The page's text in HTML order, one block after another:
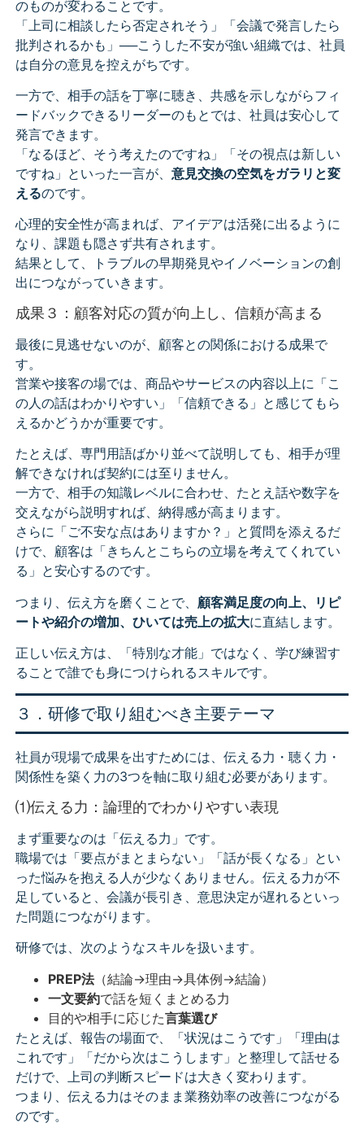
のものが変わることです。
「上司に相談したら否定されそう」「会議で発言したら
批判されるかも」──こうした不安が強い組織では、社員
は自分の意見を控えがちです。
一方で、相手の話を丁寧に聴き、共感を示しながらフィ
ードバックできるリーダーのもとでは、社員は安心して
発言できます。
「なるほど、そう考えたのですね」「その視点は新しい
ですね」といった一言が、 意見交換の空気をガラリと変
えるのです。
心理的安全性が高まれば、アイデアは活発に出るように
なり、課題も隠さず共有されます。
結果として、トラブルの早期発見やイノベーションの創
出につながっていきます。
成果３：顧客対応の質が向上し、信頼が高まる
最後に見逃せないのが、顧客との関係における成果で
す。
営業や接客の場では、商品やサービスの内容以上に「こ
の人の話はわかりやすい」「信頼できる」と感じてもら
えるかどうかが重要です。
たとえば、専門用語ばかり並べて説明しても、相手が理
解できなければ契約には至りません。
一方で、相手の知識レベルに合わせ、たとえ話や数字を
交えながら説明すれば、納得感が高まります。
さらに「ご不安な点はありますか？」と質問を添えるだ
けで、顧客は「きちんとこちらの立場を考えてくれてい
る」と安心するのです。
つまり、伝え方を磨くことで、 顧客満足度の向上、リピ
ートや紹介の増加、ひいては売上の拡大に直結します。
正しい伝え方は、「特別な才能」ではなく、学び練習す
ることで誰でも身につけられるスキルです。
３．研修で取り組むべき主要テーマ
社員が現場で成果を出すためには、伝える力・聴く力・
関係性を築く力の3つを軸に取り組む必要があります。
⑴伝える力：論理的でわかりやすい表現
まず重要なのは「伝える力」です。
職場では「要点がまとまらない」「話が長くなる」とい
った悩みを抱える人が少なくありません。伝える力が不
足していると、会議が長引き、意思決定が遅れるといっ
た問題につながります。
研修では、次のようなスキルを扱います。
PREP法（結論→理由→具体例→結論）
一文要約で話を短くまとめる力
目的や相手に応じた言葉選び
たとえば、報告の場面で、「状況はこうです」「理由は
これです」「だから次はこうします」と整理して話せる
だけで、上司の判断スピードは大きく変わります。
つまり、伝える力はそのまま業務効率の改善につながる
のです。